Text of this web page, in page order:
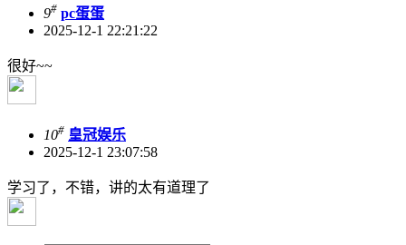
9# pc蛋蛋
2025-12-1 22:21:22
很好~~
10# 皇冠娱乐
2025-12-1 23:07:58
学习了，不错，讲的太有道理了